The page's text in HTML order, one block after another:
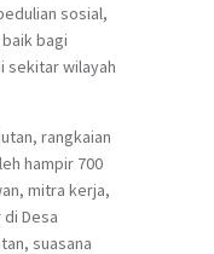
sosial,
bagi
sekitar wilayah
rangkaian
hampir 700
mitra kerja,
Desa
suasana